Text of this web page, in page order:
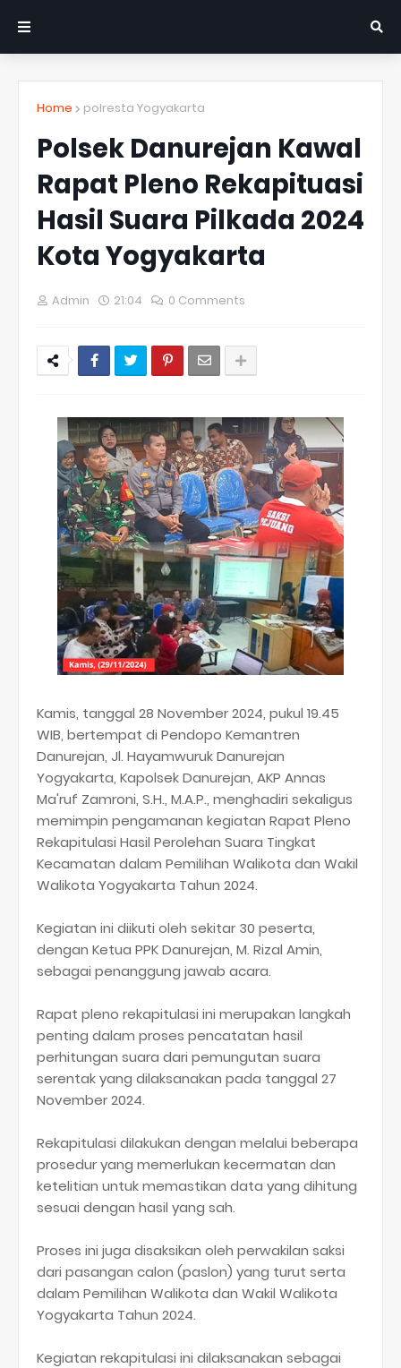
Home polresta Yogyakarta
Polsek Danurejan Kawal
Rapat Pleno Rekapituasi
Hasil Suara Pilkada 2024
Kota Yogyakarta
Admin 21:04 0 Comments
Kamis, tanggal 28 November 2024, pukul 19.45
WIB, bertempat di Pendopo Kemantren
Danurejan, Jl. Hayamwuruk Danurejan
Yogyakarta, Kapolsek Danurejan, AKP Annas
Ma'ruf Zamroni, S.H., M.A.P., menghadiri sekaligus
memimpin pengamanan kegiatan Rapat Pleno
Rekapitulasi Hasil Perolehan Suara Tingkat
Kecamatan dalam Pemilihan Walikota dan Wakil
Walikota Yogyakarta Tahun 2024.
Kegiatan ini diikuti oleh sekitar 30 peserta,
dengan Ketua PPK Danurejan, M. Rizal Amin,
sebagai penanggung jawab acara.
Rapat pleno rekapitulasi ini merupakan langkah
penting dalam proses pencatatan hasil
perhitungan suara dari pemungutan suara
serentak yang dilaksanakan pada tanggal 27
November 2024.
Rekapitulasi dilakukan dengan melalui beberapa
prosedur yang memerlukan kecermatan dan
ketelitian untuk memastikan data yang dihitung
sesuai dengan hasil yang sah.
Proses ini juga disaksikan oleh perwakilan saksi
dari pasangan calon (paslon) yang turut serta
dalam Pemilihan Walikota dan Wakil Walikota
Yogyakarta Tahun 2024.
Kegiatan rekapitulasi ini dilaksanakan sebagai